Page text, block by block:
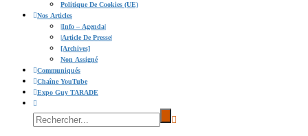
Politique De Cookies (UE)
Nos Articles
|info – Agenda|
|Article De Presse|
[Archives]
Non Assigné
Communiqués
Chaîne YouTube
Expo Guy TARADE